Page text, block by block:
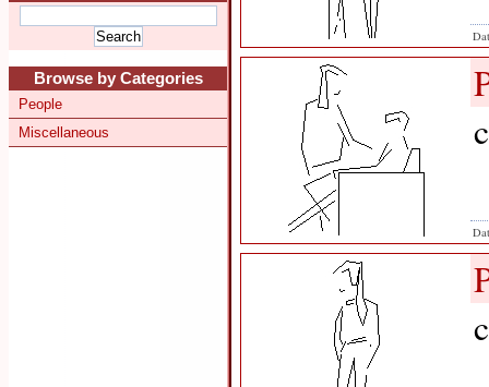
Browse by Categories
People
Miscellaneous